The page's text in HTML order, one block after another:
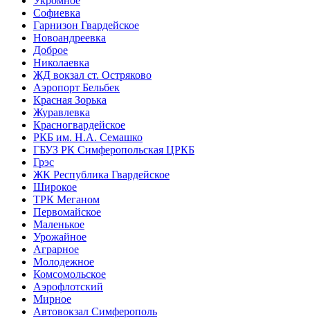
Софиевка
Гарнизон Гвардейское
Новоандреевка
Доброе
Николаевка
ЖД вокзал ст. Остряково
Аэропорт Бельбек
Красная Зорька
Журавлевка
Красногвардейское
РКБ им. Н.А. Семашко
ГБУЗ РК Симферопольская ЦРКБ
Грэс
ЖК Республика Гвардейское
Широкое
ТРК Меганом
Первомайское
Маленькое
Урожайное
Аграрное
Молодежное
Комсомольское
Аэрофлотский
Мирное
Автовокзал Симферополь